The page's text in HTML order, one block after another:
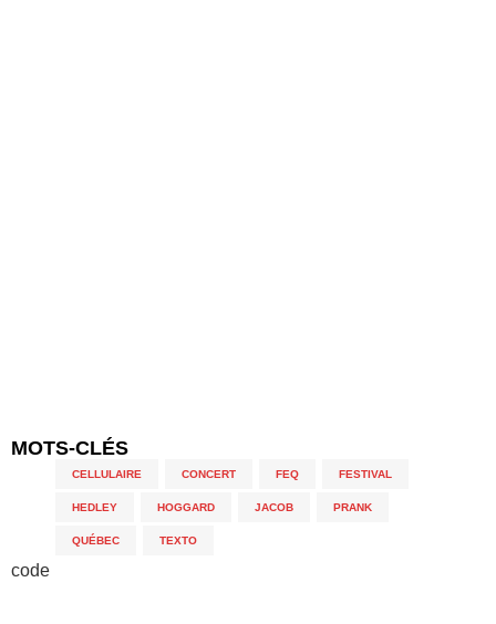
MOTS-CLÉS
CELLULAIRE CONCERT FEQ FESTIVAL
HEDLEY HOGGARD JACOB PRANK
QUÉBEC TEXTO
code